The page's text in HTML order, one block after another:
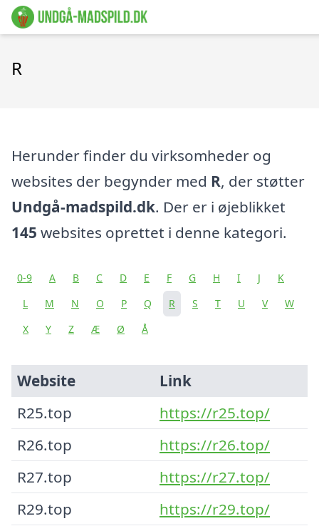
R
Herunder finder du virksomheder og
websites der begynder med R, der støtter
Undgå-madspild.dk. Der er i øjeblikket
145 websites oprettet i denne kategori.
0-9 A B C D E F G H I J
K
L
M N O P Q R S T U V
W
X
Y Z Æ Ø Å
Website
Link
R25.top
https://r25.top/
R26.top
https://r26.top/
R27.top
https://r27.top/
R29.top
https://r29.top/